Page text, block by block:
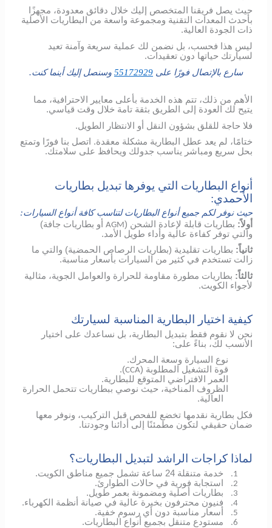
حيث يصل فريقنا المتخصص إليك خلال دقائق معدودة، مجهزًا
بأحدث المعدات التقنية ومجموعة واسعة من البطاريات الأصلية
ذات الجودة العالية.
ليس هذا فحسب، بل نضمن لك عملية سريعة وآمنة تعيد
لسيارتك حياتها دون تعقيدات.
سارع بالإتصال فورًا على 55172929 وسنصل إليك أينما كنت.
الأهم من ذلك، تتم هذه الخدمة بأعلى معايير الاحترافية، مما
يتيح لك العودة إلى الطريق بثقة تامة خلال وقت قياسي.
فلا حاجة للقلق بشؤون النقل أو الانتظار الطويل.
ختامًا، لم يعد عطل البطارية مشكلة معقدة. اتصل بنا فورًا وتمتع
بحل سريع ومباشر يناسب جدولك ويحافظ على سلامتك.
أنواع البطاريات التي يوفرها تبديل بطاريات
الأحمدي:
حيث نوفر لكم جميع أنواع البطاريات لتناسب كافة أنواع السيارات:
أولاً: بطاريات قابلة لإعادة الشحن (AGM أو بطاريات جافة)
والتي توفر كفاءة عالية وأداء طويل الأمد.
ثانياً: بطاريات تقليدية (بطاريات الرصاص الحمضية) والتي ما
زالت تستخدم في كثير من السيارات بأسعار مناسبة.
ثالثاً: بطاريات مطورة مقاومة للحرارة والعوامل الجوية، مثالية
لأجواء الكويت.
كيفية اختيار البطارية المناسبة لسيارتك
نحن لا نقوم فقط بتبديل البطارية، بل نساعدك على اختيار
الأنسب لك، بناءً على:
نوع السيارة وسعة المحرك.
قوة التشغيل المطلوبة (CCA
).
العمر الافتراضي المتوقع للبطارية.
الظروف المناخية، حيث نوصي ببطاريات تتحمل الحرارة
العالية.
فكل بطارية نقدمها تخضع للفحص قبل التركيب، ونوفر معها
ضمان حقيقي لتكون مطمئنًا إلى أدائنا وجودتنا.
لماذا كراجات الراشد لتبديل البطاريات؟
1. خدمة متنقلة 24 ساعة تشمل جميع مناطق الكويت.
2. استجابة فورية في حالات الطوارئ.
3. بطاريات أصلية ومضمونة بعمر طويل.
4. فنيون محترفون بخبرة عالية في صيانة أنظمة الكهرباء.
5. أسعار مناسبة دون أي رسوم خفية.
6. مستودع متنقل بجميع أنواع البطاريات.